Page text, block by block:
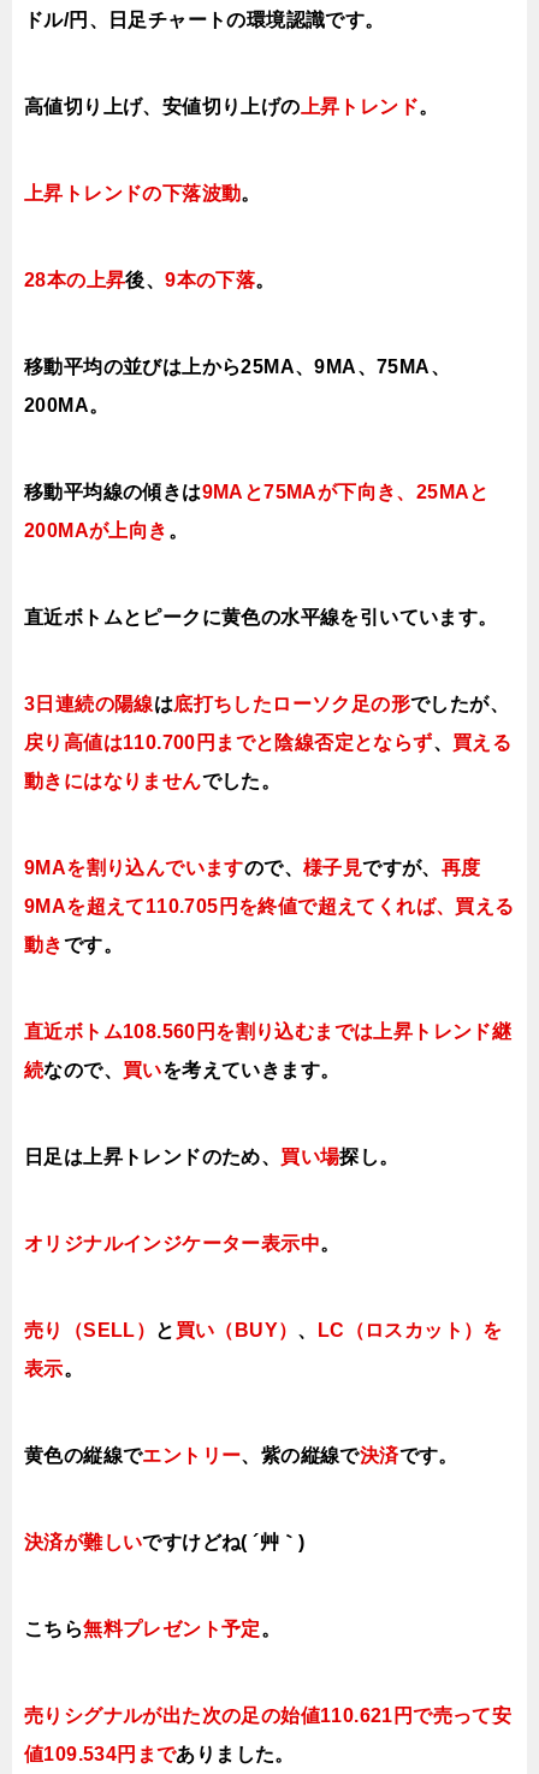
ドル/円、日足チャートの環境認識です。
高値切り上げ、安値切り上げの 上昇トレンド。
上昇トレンドの下落波動。
28本の上昇後、9本の下落。
移動平均の並びは上から25MA、9MA、75MA、
200MA。
移動平均線の傾きは9MAと75MAが下向き、25MAと
200MAが上向き 。
直近ボトムとピークに黄色の水平線を引いています。
3日連続の陽線は底打ちしたローソク足の形でしたが、
戻り高値は110.700円までと陰線否定とならず、 買える
動きにはなりませんでした。
9MAを割り込んでいますので、様子見ですが、 再度
9MAを超えて110.705円を終値で超えてくれば、買える
動きです。
直近ボトム108.560円を割り込むまでは上昇トレンド継
続なので、 買いを考えていきます。
日足は上昇トレンドのため、 買い場探し。
オリジナルインジケーター表示中。
売り（SELL） と 買い（BUY） 、
LC（ロスカット）を
表示。
黄色の縦線でエントリー、紫の縦線で決済です。
決済が難しいですけどね( ´艸｀)
こちら無料プレゼント予定。
売りシグナルが出た次の足の始値110.621円で売って安
値109.534円までありました。